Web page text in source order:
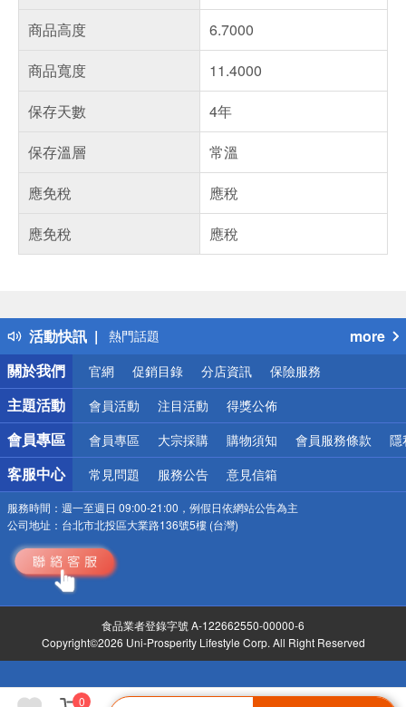
0
商品高度
6.7000
商品寬度
11.4000
保存天數
4年
保存溫層
常溫
應免稅
應稅
應免稅
應稅
活動快訊
得獎公告
熱門話題
銀行優惠
偏遠地區配送
詐騙網頁！請小心！
more
關於我們
官網 促銷目錄 分店資訊 保險服務
主題活動 會員活動 注目活動 得獎公佈
會員專區 會員專區 大宗採購 購物須知 會員服務條款 隱
客服中心 常見問題 服務公告 意見信箱
服務時間： 週一至週日 09:00-21:00，例假日依網站公告為主
公司地址： 台北市北投區大業路136號5樓 (台灣)
食品業者登錄字號 A-122662550-00000-6
Copyright©2026 Uni-Prosperity Lifestyle Corp. All Right Reserved